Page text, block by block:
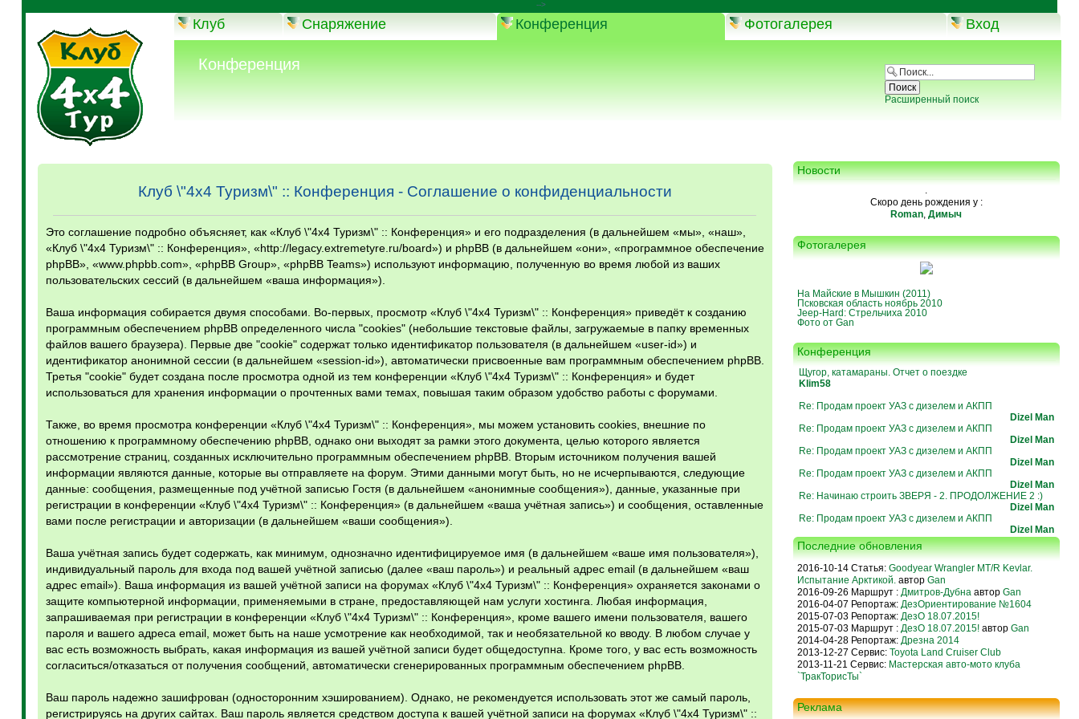
-->
Клуб Снаряжение Конференция Фотогалерея Вход
Конференция
Расширенный поиск
Клуб \"4х4 Туризм\" :: Конференция - Соглашение о конфиденциальности
Это соглашение подробно объясняет, как «Клуб \"4х4 Туризм\" :: Конференция» и его подразделения (в дальнейшем «мы», «наш»,
«Клуб \"4х4 Туризм\" :: Конференция», «http://legacy.extremetyre.ru/board») и phpBB (в дальнейшем «они», «программное обеспечение
phpBB», «www.phpbb.com», «phpBB Group», «phpBB Teams») используют информацию, полученную во время любой из ваших
пользовательских сессий (в дальнейшем «ваша информация»).
Ваша информация собирается двумя способами. Во-первых, просмотр «Клуб \"4х4 Туризм\" :: Конференция» приведёт к созданию
программным обеспечением phpBB определенного числа "cookies" (небольшие текстовые файлы, загружаемые в папку временных
файлов вашего браузера). Первые две "cookie" содержат только идентификатор пользователя (в дальнейшем «user-id») и
идентификатор анонимной сессии (в дальнейшем «session-id»), автоматически присвоенные вам программным обеспечением phpBB.
Третья "cookie" будет создана после просмотра одной из тем конференции «Клуб \"4х4 Туризм\" :: Конференция» и будет
использоваться для хранения информации о прочтенных вами темах, повышая таким образом удобство работы с форумами.
Также, во время просмотра конференции «Клуб \"4х4 Туризм\" :: Конференция», мы можем установить cookies, внешние по
отношению к программному обеспечению phpBB, однако они выходят за рамки этого документа, целью которого является
рассмотрение страниц, созданных исключительно программным обеспечением phpBB. Вторым источником получения вашей
информации являются данные, которые вы отправляете на форум. Этими данными могут быть, но не исчерпываются, следующие
данные: сообщения, размещенные под учётной записью Гостя (в дальнейшем «анонимные сообщения»), данные, указанные при
регистрации в конференции «Клуб \"4х4 Туризм\" :: Конференция» (в дальнейшем «ваша учётная запись») и сообщения, оставленные
вами после регистрации и авторизации (в дальнейшем «ваши сообщения»).
Ваша учётная запись будет содержать, как минимум, однозначно идентифицируемое имя (в дальнейшем «ваше имя пользователя»),
индивидуальный пароль для входа под вашей учётной записью (далее «ваш пароль») и реальный адрес email (в дальнейшем «ваш
адрес email»). Ваша информация из вашей учётной записи на форумах «Клуб \"4х4 Туризм\" :: Конференция» охраняется законами о
защите компьютерной информации, применяемыми в стране, предоставляющей нам услуги хостинга. Любая информация,
запрашиваемая при регистрации в конференции «Клуб \"4х4 Туризм\" :: Конференция», кроме вашего имени пользователя, вашего
пароля и вашего адреса email, может быть на наше усмотрение как необходимой, так и необязательной ко вводу. В любом случае у
вас есть возможность выбрать, какая информация из вашей учётной записи будет общедоступна. Кроме того, у вас есть возможность
согласиться/отказаться от получения сообщений, автоматически сгенерированных программным обеспечением phpBB.
Ваш пароль надежно зашифрован (односторонним хэшированием). Однако, не рекомендуется использовать этот же самый пароль,
регистрируясь на других сайтах. Ваш пароль является средством доступа к вашей учётной записи на форумах «Клуб \"4х4 Туризм\" ::
Новости
.
Скоро день рождения у :
Roman,Димыч
Фотогалерея
На Майские в Мышкин (2011)
Псковская область ноябрь 2010
Jeep-Hard: Стрельчиха 2010
Фото от Gan
Конференция
Щугор, катамараны. Отчет о поездке
Klim58
Re: Продам проект УАЗ с дизелем и АКПП
Dizel Man
Re: Продам проект УАЗ с дизелем и АКПП
Dizel Man
Re: Продам проект УАЗ с дизелем и АКПП
Dizel Man
Re: Продам проект УАЗ с дизелем и АКПП
Dizel Man
Re: Начинаю строить ЗВЕРЯ - 2. ПРОДОЛЖЕНИЕ 2 :)
Dizel Man
Re: Продам проект УАЗ с дизелем и АКПП
Dizel Man
Последние обновления
2016-10-14 Статья: Goodyear Wrangler MT/R Kevlar.
Испытание Арктикой.автор Gan
2016-09-26 Маршрут : Дмитров-Дубнаавтор Gan
2016-04-07 Репортаж: ДезОриентирование №1604
2015-07-03 Репортаж: ДезО 18.07.2015!
2015-07-03 Маршрут : ДезО 18.07.2015! автор Gan
2014-04-28 Репортаж: Дрезна 2014
2013-12-27 Сервис: Toyota Land Cruiser Club
2013-11-21 Сервис: Мастерская авто-мото клуба
`ТракТорисТы`
Реклама